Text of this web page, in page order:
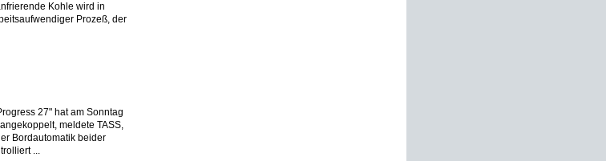
Kohle wird in
Prozeß, der
27" hat am Sonntag
meldete TASS,
Bordautomatik beider
...